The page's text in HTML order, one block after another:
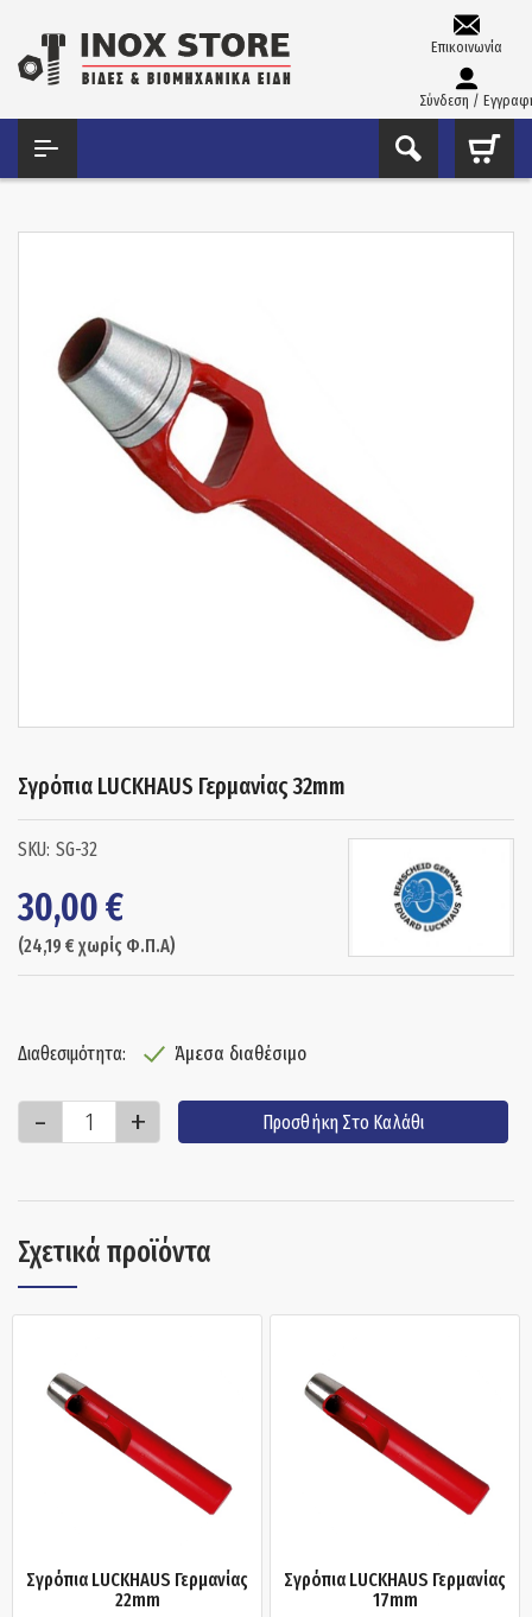
Επικοινωνία
Σύνδεση /
Σγρόπια LUCKHAUS Γερμανίας 32mm
SG-32
30,00€
(24,19 € χωρίς Φ.Π.Α)
Διαθεσιμότητα: Άμεσα διαθέσιμο
Προσθήκη Στο Καλάθι
Σχετικά προϊόντα
Σγρόπια LUCKHAUS Γερμανίας
22mm
Σγρόπια LUCKHAUS Γερμανίας
17mm